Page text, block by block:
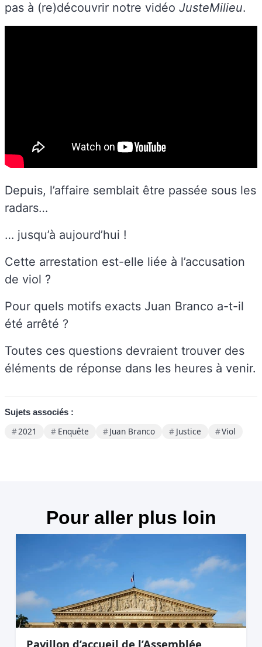
pas à (re)découvrir notre vidéo JusteMilieu.
Depuis, l’affaire semblait être passée sous les
radars…
… jusqu’à aujourd’hui !
Cette arrestation est-elle liée à l’accusation
de viol ?
Pour quels motifs exacts Juan Branco a-t-il
été arrêté ?
Toutes ces questions devraient trouver des
éléments de réponse dans les heures à venir.
Sujets associés :
2021 Enquête Juan Branco Justice Viol
Pour aller plus loin
Pavillon d’accueil de l’Assemblée